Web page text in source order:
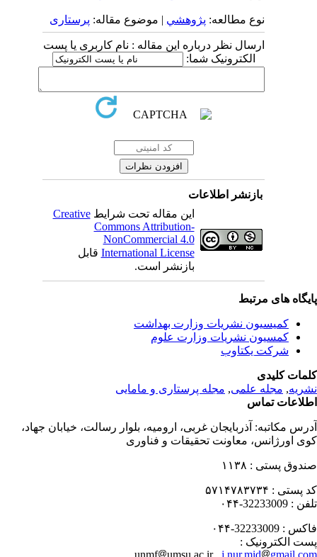
نوع مطالعه:پژوهشي| موضوع مقاله:پرستاری
ارسال نظر درباره این مقاله : نام کاربری یا پست
الکترونیک شما:
بازنشر اطلاعات
این مقاله تحت شرایطCreative
Commons Attribution-
NonCommercial 4.0
International Licenseقابل
بازنشر است.
های مرتبط
کمیسیون نشریات وزارت بهداشت
کمسیون نشریات وزارت علوم
شرکت یکتاوب
کلیدی
,مجله علمی, مجله پرستاری و مامایی
تماس
مکاتبه:آذربایجان غربی، ارومیه، بلوار رسالت، خیابان جهاد،
اورژانس، معاونت تحقیقات و فناوری
پستی : ۱۱۳۸
پستی : ۵۷۱۴۷۸۳۷۳۴
: 32233009-۰۴۴
: 32233009-۰۴۴
الکترونیک :
unmf
umsu.ac.ir ,j.nur.mid